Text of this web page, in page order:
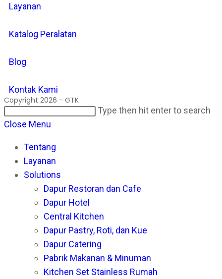
Layanan
Katalog Peralatan
Blog
Kontak Kami
Copyright 2026 - GTK
Search
this
Type then hit enter to search
Close Menu
Tentang
Layanan
Solutions
Dapur Restoran dan Cafe
Dapur Hotel
Central Kitchen
Dapur Pastry, Roti, dan Kue
Dapur Catering
Pabrik Makanan & Minuman
Kitchen Set Stainless Rumah